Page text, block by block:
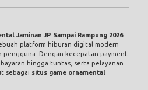
Jaminan JP Sampai Rampung 2026
platform hiburan digital modern
pengguna. Dengan kecepatan payment
hingga tuntas, serta pelayanan
sebagai situs game ornamental